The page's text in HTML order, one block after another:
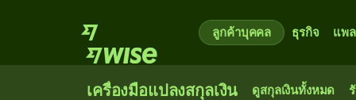
ลูกค้าบุคคล ธุรกิจ แพ
เครื่องมือแปลงสกุลเงิน ดูสกุลเงินทั้งหมด